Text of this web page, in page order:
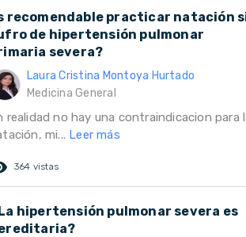
recomendable practicar natación
de hipertensión pulmonar
severa?
Laura Cristina Montoya Hurtado
Medicina General
realidad no hay una contraindicacion para
mi... Leer más
364 vistas
hipertensión pulmonar severa es